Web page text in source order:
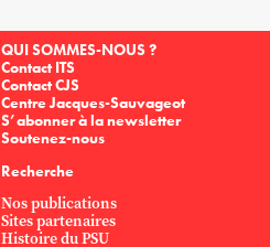
QUI SOMMES-NOUS ?
Contact ITS
Contact CJS
Centre Jacques-Sauvageot
S’abonner à la newsletter
Soutenez-nous
Recherche
Nos publications
Sites partenaires
Histoire du PSU